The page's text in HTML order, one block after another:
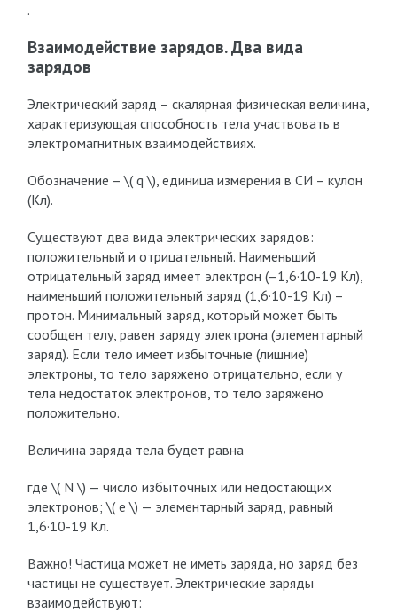
.
Взаимодействие зарядов. Два вида
зарядов
Электрический заряд – скалярная физическая величина,
характеризующая способность тела участвовать в
электромагнитных взаимодействиях.
Обозначение – ​\( q \)​, единица измерения в СИ – кулон
(Кл).
Существуют два вида электрических зарядов:
положительный и отрицательный. Наименьший
отрицательный заряд имеет электрон (–1,6·10-19 Кл),
наименьший положительный заряд (1,6·10-19 Кл) –
протон. Минимальный заряд, который может быть
сообщен телу, равен заряду электрона (элементарный
заряд). Если тело имеет избыточные (лишние)
электроны, то тело заряжено отрицательно, если у
тела недостаток электронов, то тело заряжено
положительно.
Величина заряда тела будет равна
где ​\( N \)​ — число избыточных или недостающих
электронов; ​\( e \)​ — элементарный заряд, равный
1,6·10-19 Кл.
Важно! Частица может не иметь заряда, но заряд без
частицы не существует. Электрические заряды
взаимодействуют: